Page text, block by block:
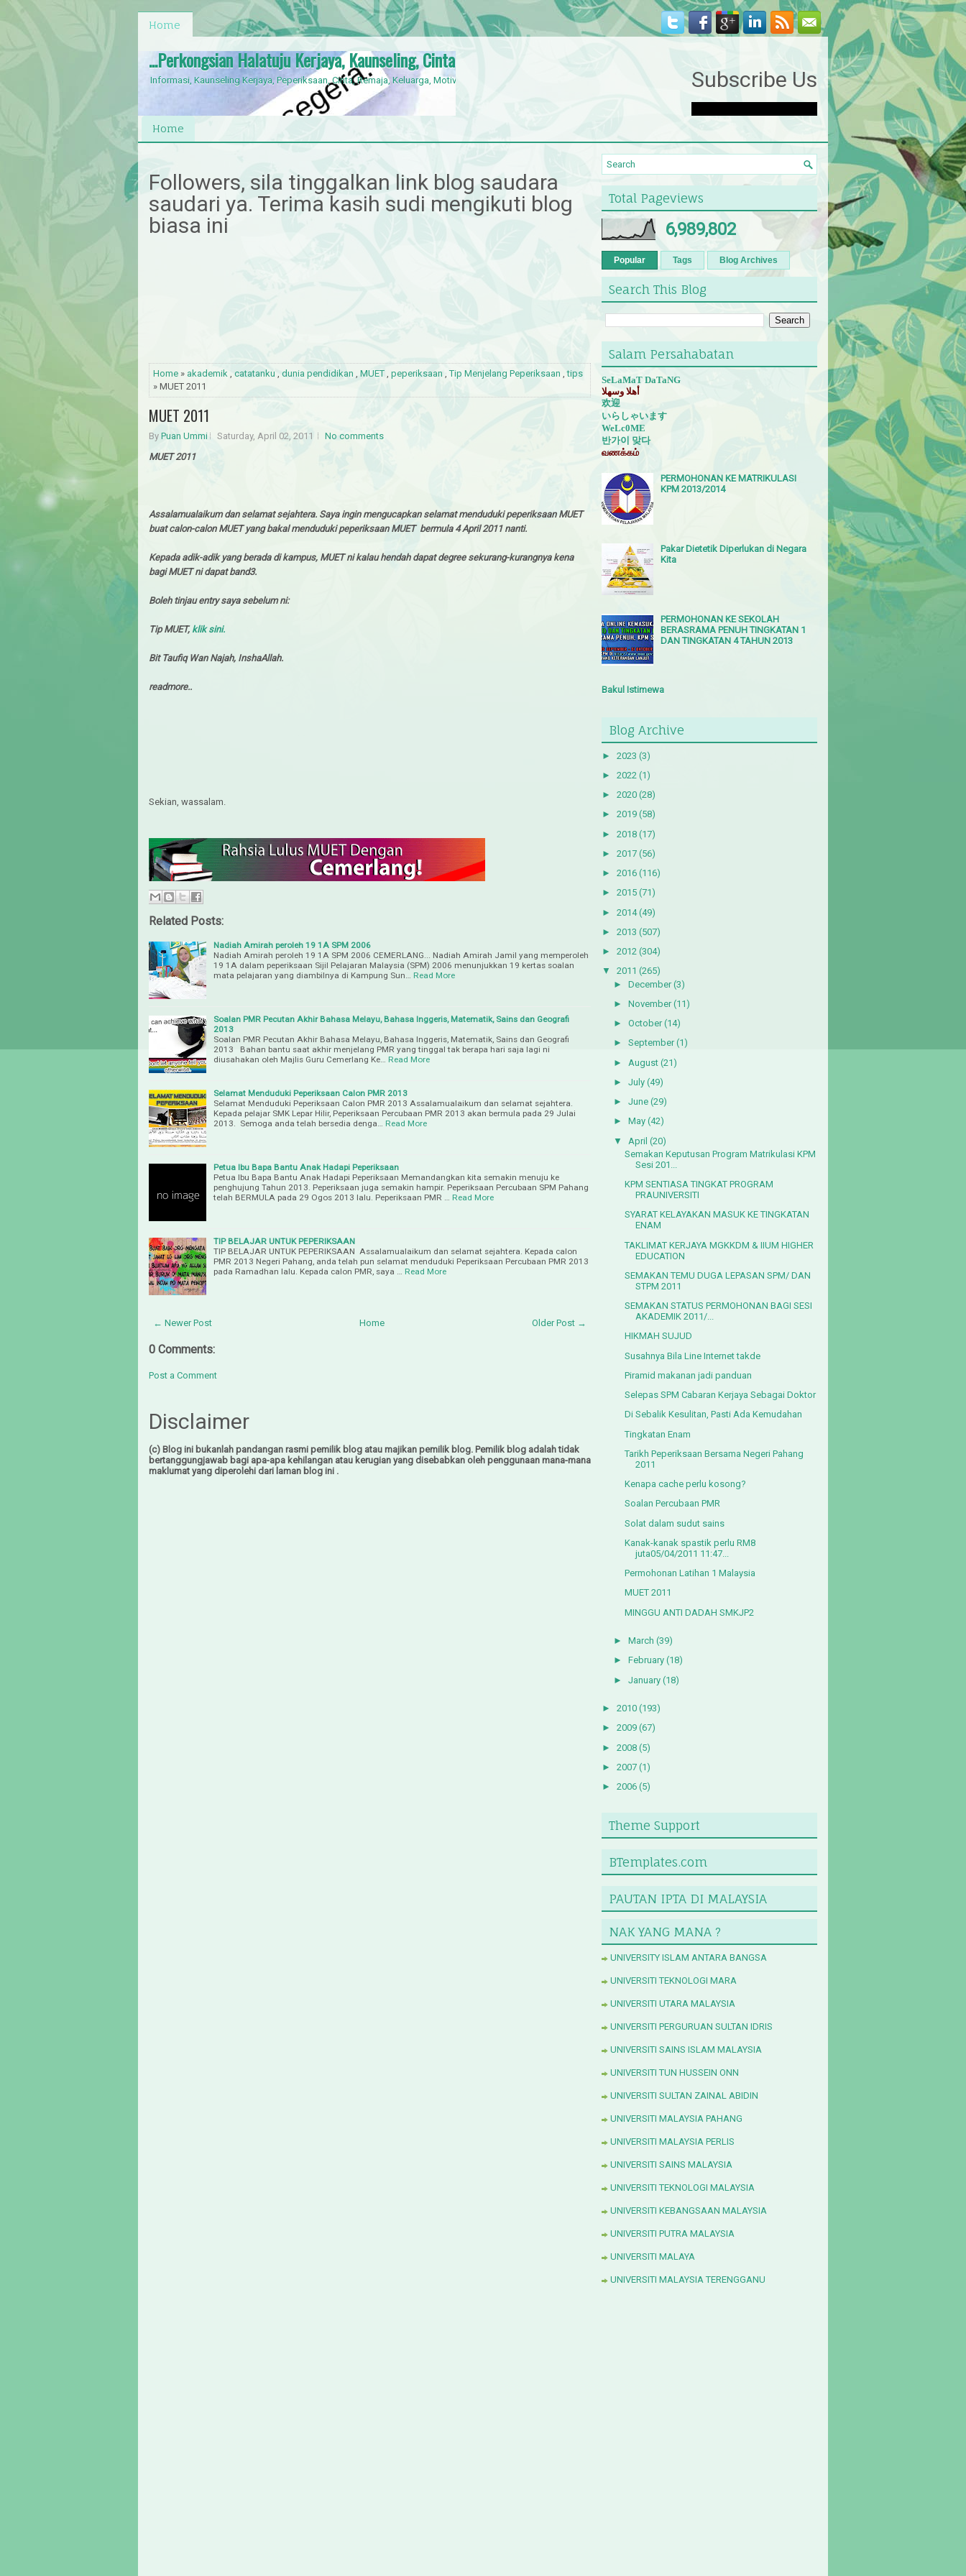
Home
...Perkongsian Halatuju Kerjaya, Kaunseling, Cinta, Orang Kelainan Upaya,
Informasi, Kaunseling Kerjaya, Peperiksaan, Cinta, Remaja, Keluarga, Motivasi, OKU, Subscribe Us
Home
Followers, sila tinggalkan link blog saudara
saudari ya. Terima kasih sudi mengikuti blog
biasa ini
Home » akademik catatanku dunia pendidikan MUET peperiksaan ,Tip Menjelang Peperiksaan ,tips
» MUET 2011
MUET 2011
By Puan Ummi Saturday, April 02, 2011
No comments
MUET 2011
Assalamualaikum dan selamat sejahtera. Saya ingin mengucapkan selamat menduduki peperiksaan MUET
buat calon-calon MUET yang bakal menduduki peperiksaan MUET bermula 4 April 2011 nanti.
Kepada adik-adik yang berada di kampus, MUET ni kalau hendah dapat degree sekurang-kurangnya kena
bagi MUET ni dapat band3.
Boleh tinjau entry saya sebelum ni:
Tip MUET,klik sini.
Bit Taufiq Wan Najah, InshaAllah.
readmore..
Sekian, wassalam.
Related Posts:
Nadiah Amirah peroleh 19 1A SPM 2006
Nadiah Amirah peroleh 19 1A SPM 2006 CEMERLANG... Nadiah Amirah Jamil yang memperoleh
19 1A dalam peperiksaan Sijil Pelajaran Malaysia (SPM) 2006 menunjukkan 19 kertas soalan
mata pelajaran yang diambilnya di Kampung Sun… Read More
Soalan PMR Pecutan Akhir Bahasa Melayu, Bahasa Inggeris, Matematik, Sains dan Geografi
2013
Soalan PMR Pecutan Akhir Bahasa Melayu, Bahasa Inggeris, Matematik, Sains dan Geografi
2013 Bahan bantu saat akhir menjelang PMR yang tinggal tak berapa hari saja lagi ni
diusahakan oleh Majlis Guru Cemerlang Ke… Read More
Selamat Menduduki Peperiksaan Calon PMR 2013
Selamat Menduduki Peperiksaan Calon PMR 2013 Assalamualaikum dan selamat sejahtera.
Kepada pelajar SMK Lepar Hilir, Peperiksaan Percubaan PMR 2013 akan bermula pada 29 Julai
2013. Semoga anda telah bersedia denga… Read More
Petua Ibu Bapa Bantu Anak Hadapi Peperiksaan
Petua Ibu Bapa Bantu Anak Hadapi Peperiksaan Memandangkan kita semakin menuju ke
penghujung Tahun 2013. Peperiksaan juga semakin hampir. Peperiksaan Percubaan SPM Pahang
telah BERMULA pada 29 Ogos 2013 lalu. Peperiksaan PMR … Read More
TIP BELAJAR UNTUK PEPERIKSAAN
TIP BELAJAR UNTUK PEPERIKSAAN Assalamualaikum dan selamat sejahtera. Kepada calon
PMR 2013 Negeri Pahang, anda telah pun selamat menduduki Peperiksaan Percubaan PMR 2013
pada Ramadhan lalu. Kepada calon PMR, saya … Read More
← Newer Post Older Post →
Home
0 Comments:
Post a Comment
Disclaimer
(c) Blog ini bukanlah pandangan rasmi pemilik blog atau majikan pemilik blog. Pemilik blog adalah tidak
bertanggungjawab bagi apa-apa kehilangan atau kerugian yang disebabkan oleh penggunaan mana-mana
maklumat yang diperolehi dari laman blog ini .
Total Pageviews
6,989,802
Popular Tags Blog Archives
Search This Blog
Salam Persahabatan
SeLaMaT DaTaNG
أهلا وسهلا
欢迎
いらしゃいます
WeLc0ME
반가이 맞다
வணக்கம்
PERMOHONAN KE MATRIKULASI
KPM 2013/2014
Pakar Dietetik Diperlukan di Negara
Kita
PERMOHONAN KE SEKOLAH
BERASRAMA PENUH TINGKATAN 1
DAN TINGKATAN 4 TAHUN 2013
Bakul Istimewa
Blog Archive
► 2023 (3)
► 2022 (1)
► 2020 (28)
► 2019 (58)
► 2018 (17)
► 2017 (56)
► 2016 (116)
► 2015 (71)
► 2014 (49)
► 2013 (507)
► 2012 (304)
▼
2011 (265)
► December (3)
► November (11)
► October (14)
► September (1)
► August (21)
► July (49)
► June (29)
► May (42)
▼
April (20)
Semakan Keputusan Program Matrikulasi KPM
Sesi 201...
KPM SENTIASA TINGKAT PROGRAM
PRAUNIVERSITI
SYARAT KELAYAKAN MASUK KE TINGKATAN
ENAM
TAKLIMAT KERJAYA MGKKDM & IIUM HIGHER
EDUCATION
SEMAKAN TEMU DUGA LEPASAN SPM/ DAN
STPM 2011
SEMAKAN STATUS PERMOHONAN BAGI SESI
AKADEMIK 2011/...
HIKMAH SUJUD
Susahnya Bila Line Internet takde
Piramid makanan jadi panduan
Selepas SPM Cabaran Kerjaya Sebagai Doktor
Di Sebalik Kesulitan, Pasti Ada Kemudahan
Tingkatan Enam
Tarikh Peperiksaan Bersama Negeri Pahang
2011
Kenapa cache perlu kosong?
Soalan Percubaan PMR
Solat dalam sudut sains
Kanak-kanak spastik perlu RM8
juta05/04/2011 11:47...
Permohonan Latihan 1 Malaysia
MUET 2011
MINGGU ANTI DADAH SMKJP2
► March (39)
► February (18)
► January (18)
► 2010 (193)
► 2009 (67)
► 2008 (5)
► 2007 (1)
► 2006 (5)
Theme Support
BTemplates.com
PAUTAN IPTA DI MALAYSIA
NAK YANG MANA ?
UNIVERSITY ISLAM ANTARA BANGSA
UNIVERSITI TEKNOLOGI MARA
UNIVERSITI UTARA MALAYSIA
UNIVERSITI PERGURUAN SULTAN IDRIS
UNIVERSITI SAINS ISLAM MALAYSIA
UNIVERSITI TUN HUSSEIN ONN
UNIVERSITI SULTAN ZAINAL ABIDIN
UNIVERSITI MALAYSIA PAHANG
UNIVERSITI MALAYSIA PERLIS
UNIVERSITI SAINS MALAYSIA
UNIVERSITI TEKNOLOGI MALAYSIA
UNIVERSITI KEBANGSAAN MALAYSIA
UNIVERSITI PUTRA MALAYSIA
UNIVERSITI MALAYA
UNIVERSITI MALAYSIA TERENGGANU